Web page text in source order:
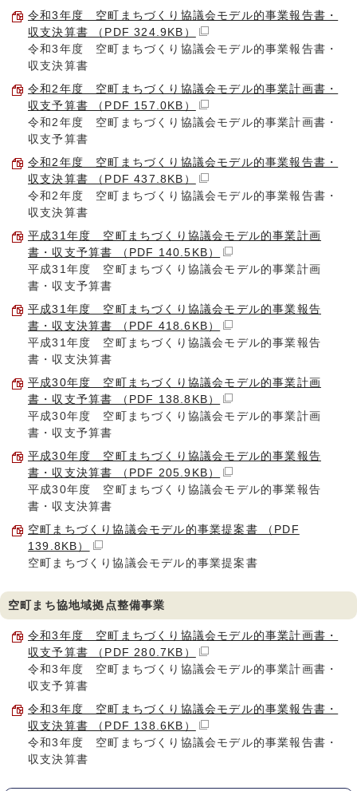
令和3年度 空町まちづくり協議会モデル的事業報告書・
収支決算書 （PDF 324.9KB）
令和3年度 空町まちづくり協議会モデル的事業報告書・
収支決算書
令和2年度 空町まちづくり協議会モデル的事業計画書・
収支予算書 （PDF 157.0KB）
令和2年度 空町まちづくり協議会モデル的事業計画書・
収支予算書
令和2年度 空町まちづくり協議会モデル的事業報告書・
収支決算書 （PDF 437.8KB）
令和2年度 空町まちづくり協議会モデル的事業報告書・
収支決算書
平成31年度 空町まちづくり協議会モデル的事業計画
書・収支予算書 （PDF 140.5KB）
平成31年度 空町まちづくり協議会モデル的事業計画
書・収支予算書
平成31年度 空町まちづくり協議会モデル的事業報告
書・収支決算書 （PDF 418.6KB）
平成31年度 空町まちづくり協議会モデル的事業報告
書・収支決算書
平成30年度 空町まちづくり協議会モデル的事業計画
書・収支予算書 （PDF 138.8KB）
平成30年度 空町まちづくり協議会モデル的事業計画
書・収支予算書
平成30年度 空町まちづくり協議会モデル的事業報告
書・収支決算書 （PDF 205.9KB）
平成30年度 空町まちづくり協議会モデル的事業報告
書・収支決算書
空町まちづくり協議会モデル的事業提案書 （PDF
139.8KB）
空町まちづくり協議会モデル的事業提案書
空町まち協地域拠点整備事業
令和3年度 空町まちづくり協議会モデル的事業計画書・
収支予算書 （PDF 280.7KB）
令和3年度 空町まちづくり協議会モデル的事業計画書・
収支予算書
令和3年度 空町まちづくり協議会モデル的事業報告書・
収支決算書 （PDF 138.6KB）
令和3年度 空町まちづくり協議会モデル的事業報告書・
収支決算書